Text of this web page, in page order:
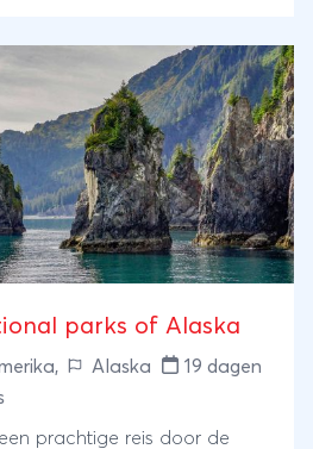
resorts aan de kust.
met de hoogtepunten
parks of Alaska
, Alaska
19 dagen
prachtige reis door de